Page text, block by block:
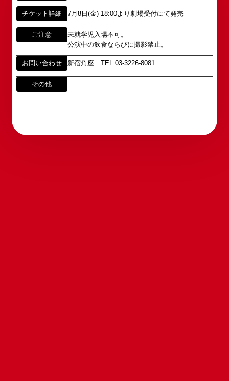
チケット詳細 7月8日(金) 18:00より劇場受付にて発売
ご注意
未就学児入場不可。
公演中の飲食ならびに撮影禁止。
お問い合わせ 新宿角座 TEL 03-3226-8081
その他
アクセス
角座とは
お問い合わせ
2008年の角座ビル(大阪市中央区)の閉館と共に、
消滅致しました。
この由緒ある名称を、日本のエンタテインメントの
中心である東京・大阪で復活させ、 新たな歴史を
スタートさせたいと考えております。
この劇場から、日本を代表するエンタテインナーが
続々と輩出され、文化の発展に寄与できるものと考
タレントへのファンメール
fanmail@shochikugeino.jp
ホームページに関するご意見・ご感想（※）
webmaster@shochikugeino.jp
※イベント内容・出演者等に関するお問い合わせ・